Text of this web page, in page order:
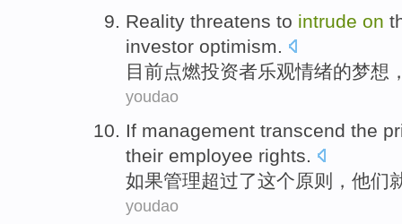
Reality threatens to intrude on
investor optimism.
目前点燃投资者乐观情绪的梦想
youdao
If management transcend the
their employee rights.
如果管理超过了这个原则 ， 他们
youdao